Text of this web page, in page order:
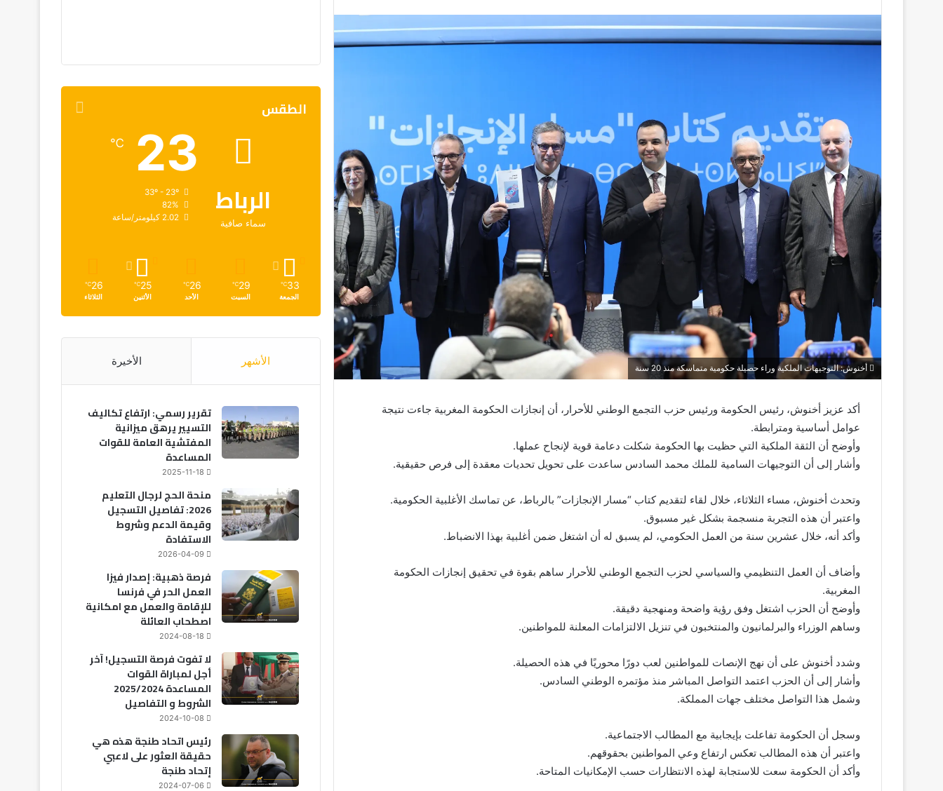
أخنوش: التوجيهات الملكية وراء حصيلة حكومية متماسكة منذ 20 سنة
أكد عزيز أخنوش، رئيس الحكومة ورئيس حزب التجمع الوطني للأحرار، أن إنجازات الحكومة المغربية جاءت نتيجة
عوامل أساسية ومترابطة.
وأوضح أن الثقة الملكية التي حظيت بها الحكومة شكلت دعامة قوية لإنجاح عملها.
وأشار إلى أن التوجيهات السامية للملك محمد السادس ساعدت على تحويل تحديات معقدة إلى فرص حقيقية.
وتحدث أخنوش، مساء الثلاثاء، خلال لقاء لتقديم كتاب “مسار الإنجازات” بالرباط، عن تماسك الأغلبية الحكومية.
واعتبر أن هذه التجربة منسجمة بشكل غير مسبوق.
وأكد أنه، خلال عشرين سنة من العمل الحكومي، لم يسبق له أن اشتغل ضمن أغلبية بهذا الانضباط.
وأضاف أن العمل التنظيمي والسياسي لحزب التجمع الوطني للأحرار ساهم بقوة في تحقيق إنجازات الحكومة
المغربية.
وأوضح أن الحزب اشتغل وفق رؤية واضحة ومنهجية دقيقة.
وساهم الوزراء والبرلمانيون والمنتخبون في تنزيل الالتزامات المعلنة للمواطنين.
وشدد أخنوش على أن نهج الإنصات للمواطنين لعب دورًا محوريًا في هذه الحصيلة.
وأشار إلى أن الحزب اعتمد التواصل المباشر منذ مؤتمره الوطني السادس.
وشمل هذا التواصل مختلف جهات المملكة.
وسجل أن الحكومة تفاعلت بإيجابية مع المطالب الاجتماعية.
واعتبر أن هذه المطالب تعكس ارتفاع وعي المواطنين بحقوقهم.
وأكد أن الحكومة سعت للاستجابة لهذه الانتظارات حسب الإمكانيات المتاحة.
الطقس
الرباط
سماء صافية
23
℃
82%
2.02 كيلومتر/ساعة
33
℃
الجمعة
29
℃
السبت
26
℃
الأحد
25
℃
الأثنين
26
℃
الثلاثاء
الأشهر الأخيرة
تقرير رسمي: ارتفاع تكاليف
التسيير يرهق ميزانية
المفتشية العامة للقوات
المساعدة
2025-11-18
منحة الحج لرجال التعليم
2026: تفاصيل التسجيل
وقيمة الدعم وشروط
الاستفادة
2026-04-09
فرصة ذهبية: إصدار فيزا
العمل الحر في فرنسا
للإقامة والعمل مع امكانية
اصطحاب العائلة
2024-08-18
لا تفوت فرصة التسجيل! آخر
أجل لمباراة القوات
المساعدة 2025/2024
الشروط و التفاصيل
2024-10-08
رئيس اتحاد طنجة هذه هي
حقيقة العثور على لاعبي
إتحاد طنجة
2024-07-06